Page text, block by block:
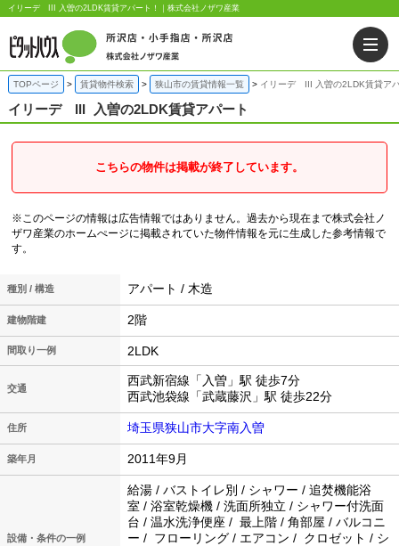
イリーデ III 入曽の2LDK賃貸アパート！｜株式会社ノザワ産業
TOPページ 賃貸物件検索 狭山市の賃貸情報一覧 イリーデ III 入曽の2LDK賃貸ア
イリーデ III 入曽の2LDK賃貸アパート
こちらの物件は掲載が終了しています。
※このページの情報は広告情報ではありません。過去から現在まで株式会社ノ
ザワ産業のホームぺージに掲載されていた物件情報を元に生成した参考情報で
す。
種別 / 構造 アパート / 木造
建物階建 2階
間取り一例 2LDK
交通
西武新宿線「入曽」駅 徒歩7分
西武池袋線「武蔵藤沢」駅 徒歩22分
住所 埼玉県狭山市大字南入曽
築年月 2011年9月
設備・条件の一例
給湯 / バストイレ別 / シャワー / 追焚機能浴
室 / 浴室乾燥機 / 洗面所独立 / シャワー付洗面
台 / 温水洗浄便座 / 最上階 / 角部屋 / バルコニ
ー / フローリング / エアコン / クロゼット / シ